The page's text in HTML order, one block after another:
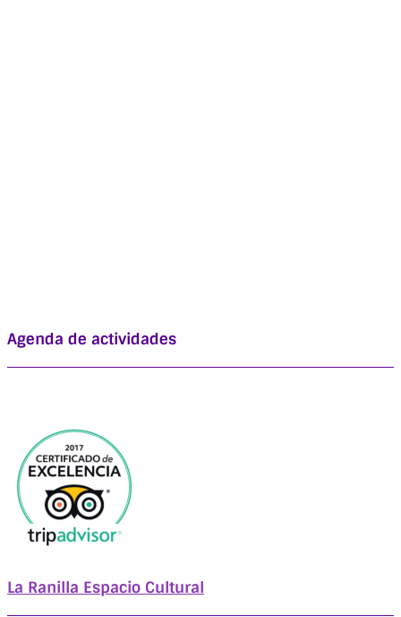
Agenda de actividades
La Ranilla Espacio Cultural